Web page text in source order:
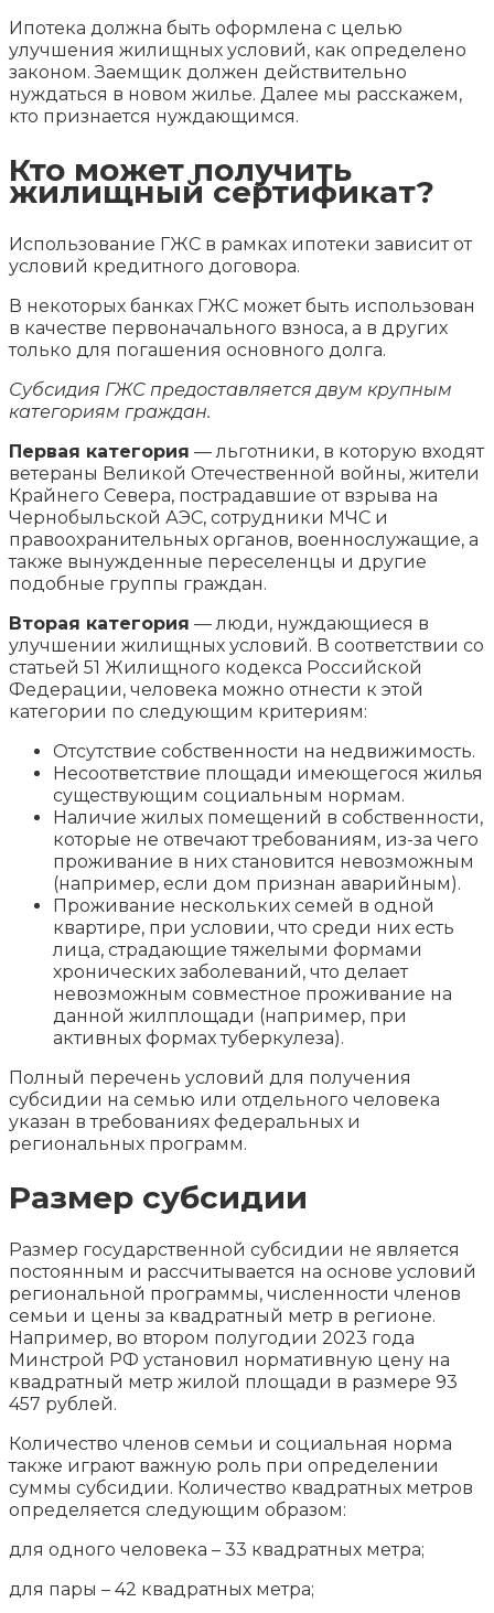
Ипотека должна быть оформлена с целью
улучшения жилищных условий, как определено
законом. Заемщик должен действительно
нуждаться в новом жилье. Далее мы расскажем,
кто признается нуждающимся.
Кто может получить
жилищный сертификат?
Использование ГЖС в рамках ипотеки зависит от
условий кредитного договора.
В некоторых банках ГЖС может быть использован
в качестве первоначального взноса, а в других
только для погашения основного долга.
Субсидия ГЖС предоставляется двум крупным
категориям граждан.
Первая категория — льготники, в которую входят
ветераны Великой Отечественной войны, жители
Крайнего Севера, пострадавшие от взрыва на
Чернобыльской АЭС, сотрудники МЧС и
правоохранительных органов, военнослужащие, а
также вынужденные переселенцы и другие
подобные группы граждан.
Вторая категория — люди, нуждающиеся в
улучшении жилищных условий. В соответствии со
статьей 51 Жилищного кодекса Российской
Федерации, человека можно отнести к этой
категории по следующим критериям:
Отсутствие собственности на недвижимость.
Несоответствие площади имеющегося жилья
существующим социальным нормам.
Наличие жилых помещений в собственности,
которые не отвечают требованиям, из-за чего
проживание в них становится невозможным
(например, если дом признан аварийным).
Проживание нескольких семей в одной
квартире, при условии, что среди них есть
лица, страдающие тяжелыми формами
хронических заболеваний, что делает
невозможным совместное проживание на
данной жилплощади (например, при
активных формах туберкулеза).
Полный перечень условий для получения
субсидии на семью или отдельного человека
указан в требованиях федеральных и
региональных программ.
Размер субсидии
Размер государственной субсидии не является
постоянным и рассчитывается на основе условий
региональной программы, численности членов
семьи и цены за квадратный метр в регионе.
Например, во втором полугодии 2023 года
Минстрой РФ установил нормативную цену на
квадратный метр жилой площади в размере 93
457 рублей.
Количество членов семьи и социальная норма
также играют важную роль при определении
суммы субсидии. Количество квадратных метров
определяется следующим образом:
для одного человека – 33 квадратных метра;
для пары – 42 квадратных метра;